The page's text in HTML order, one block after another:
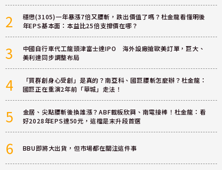
2
穩懋(3105)一年暴漲7倍又腰斬，跌出價值了嗎？杜金龍看懂明後
年EPS基本面：本益比25倍支撐價在哪？
3
中國自行車代工龍頭津富士達IPO 海外設廠搶歐美訂單，巨大、
美利達同步調整布局
4
「買群創身心受創」是真的？南亞科、國巨腰斬怎麼辦？杜金龍：
國巨正在重演2年前「華城」走法！
5
金居、尖點腰斬後換誰漲？ABF載板欣興、南電接棒！杜金龍：看
好2028年EPS達50元，這檔是末升段首選
6 BBU即將大出貨，但市場都在關注這件事